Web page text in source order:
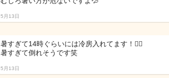
5月13日
暑すぎて14時ぐらいには冷房入れてます！🙆‍♀️
暑すぎて倒れそうです笑
5月13日